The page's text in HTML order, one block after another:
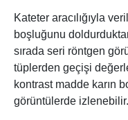
Kateter aracılığıyla
boşluğunu
sırada seri röntgen
tüplerden geçişi
kontrast madde karın
görüntülerde izlenebilir.